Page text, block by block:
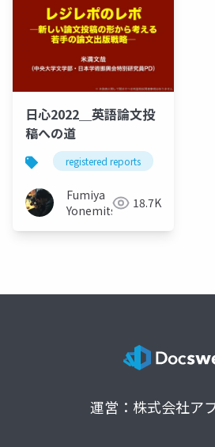
日心2022＿英語論文投
稿への道
registered reports
Fumiya
Yonemitsu
18.7K
運営：株式会社ア